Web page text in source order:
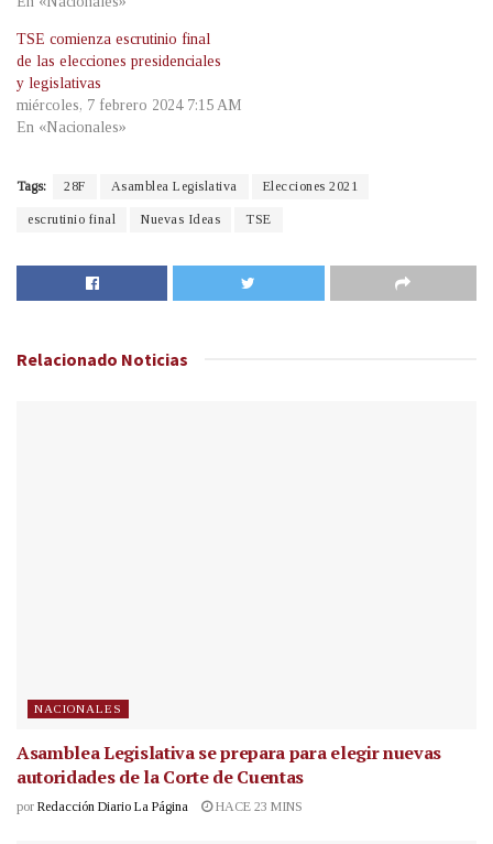
TSE comienza escrutinio final
de las elecciones presidenciales
y legislativas
miércoles, 7 febrero 2024 7:15 AM
En «Nacionales»
Tags: 28F Asamblea Legislativa Elecciones 2021
escrutinio final Nuevas Ideas TSE
Relacionado Noticias
NACIONALES
Asamblea Legislativa se prepara para elegir nuevas
autoridades de la Corte de Cuentas
por Redacción Diario La Página HACE 23 MINS